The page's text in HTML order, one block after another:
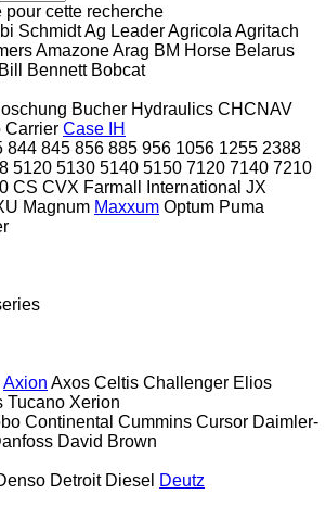
cette recherche
SchmidtAg LeaderAgricola Agritach
AmazoneArag BM Horse Belarus
Bill Bennett Bobcat
Bucher Hydraulics CHCNAV
Carrier Case IH
844 845 856 885 956 1056 1255 2388
5120 5130 5140 5150 7120 7140 7210
CS CVX Farmall International JX
Magnum Maxxum Optum Puma
Axion Axos Celtis Challenger Elios
Tucano Xerion
Continental Cummins Cursor Daimler-
David Brown
Detroit Diesel Deutz